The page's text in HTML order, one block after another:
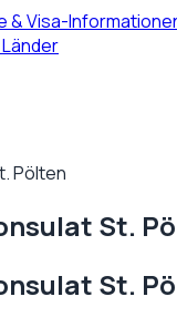
& Visa-
Pölten
St.
St.